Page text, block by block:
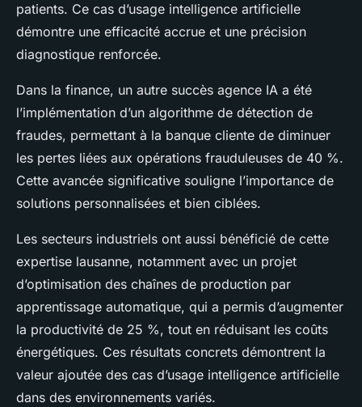
patients. Ce cas d’usage intelligence artificielle
démontre une efficacité accrue et une précision
diagnostique renforcée.
Dans la finance, un autre succès agence IA a été
l’implémentation d’un algorithme de détection de
fraudes, permettant à la banque cliente de diminuer
les pertes liées aux opérations frauduleuses de 40 %.
Cette avancée significative souligne l’importance de
solutions personnalisées et bien ciblées.
Les secteurs industriels ont aussi bénéficié de cette
expertise lausanne, notamment avec un projet
d’optimisation des chaînes de production par
apprentissage automatique, qui a permis d’augmenter
la productivité de 25 %, tout en réduisant les coûts
énergétiques. Ces résultats concrets démontrent la
valeur ajoutée des cas d’usage intelligence artificielle
dans des environnements variés.